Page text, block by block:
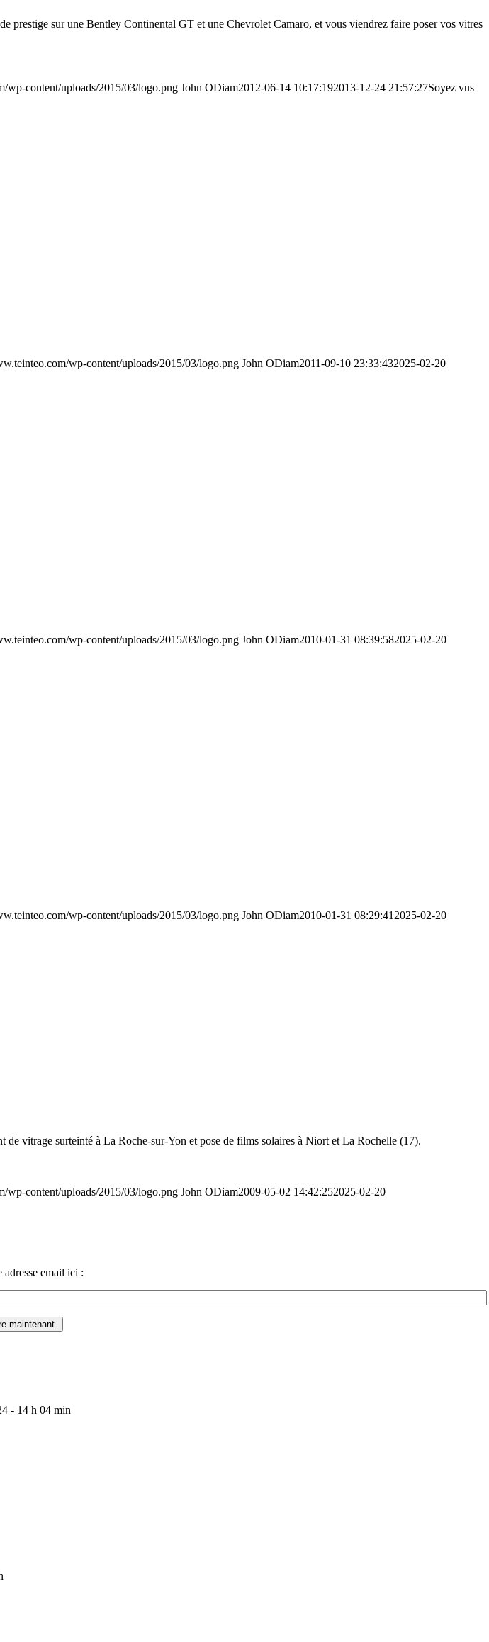
prestige sur une Bentley Continental GT et une Chevrolet Camaro, et vous viendrez faire poser vos vitres
wp-content/uploads/2015/03/logo.png John ODiam2012-06-14 10:17:192013-12-24 21:57:27Soyez vus
wp-content/uploads/2015/03/logo.png John ODiam2011-09-10 23:33:432025-02-20
wp-content/uploads/2015/03/logo.png John ODiam2010-01-31 08:39:582025-02-20
wp-content/uploads/2015/03/logo.png John ODiam2010-01-31 08:29:41 2025-02-20
vitrage surteinté à La Roche-sur-Yon et pose de films solaires à Niort et La Rochelle (17).
wp-content/uploads/2015/03/logo.png John ODiam2009-05-02 14:42:252025-02-20
email ici :
- 14 h 04 min